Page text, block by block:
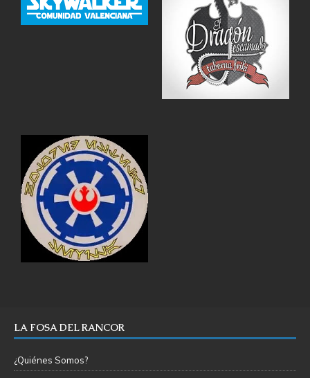
LA FOSA DEL RANCOR
¿Quiénes Somos?